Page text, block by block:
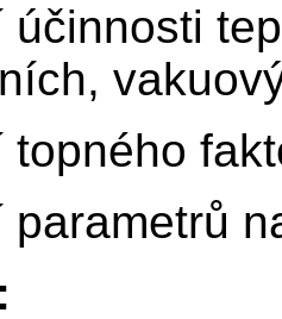
účinnosti
topného
parametrů